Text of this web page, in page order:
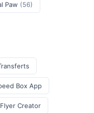
Paw (56)
Box App
Creator